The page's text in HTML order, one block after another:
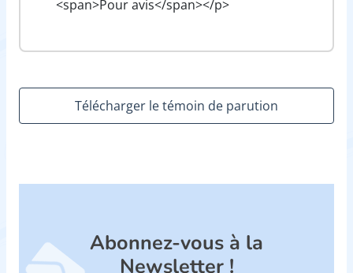
<span>Pour avis</span></p>
Télécharger le témoin de parution
Abonnez-vous à la
Newsletter !